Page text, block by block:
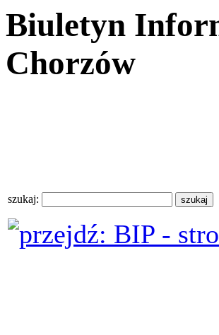
Biuletyn
Chorzów
szukaj: